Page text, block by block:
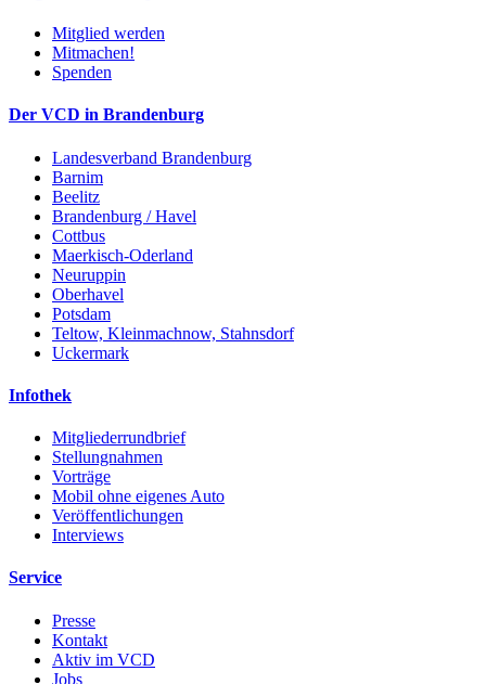
Mitglied werden
Mitmachen!
Spenden
Der VCD in Brandenburg
Landesverband Brandenburg
Barnim
Beelitz
Brandenburg / Havel
Cottbus
Maerkisch-Oderland
Neuruppin
Oberhavel
Potsdam
Teltow, Kleinmachnow, Stahnsdorf
Uckermark
Infothek
Mitgliederrundbrief
Stellungnahmen
Vorträge
Mobil ohne eigenes Auto
Veröffentlichungen
Interviews
Service
Presse
Kontakt
Aktiv im VCD
Jobs